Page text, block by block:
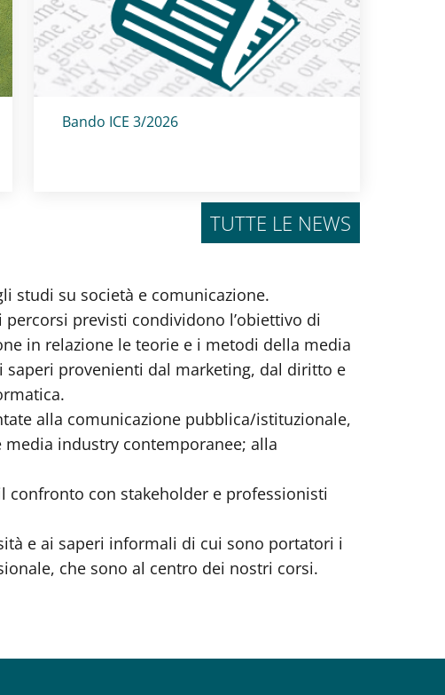
Titolo card:
Bando ICE 3/2026
TUTTE LE NEWS
studi su società e comunicazione.
previsti condividono l’obiettivo di
in relazione le teorie e i metodi della media
provenienti dal marketing, dal diritto e
alla comunicazione pubblica/istituzionale,
industry contemporanee; alla
confronto con stakeholder e professionisti
e ai saperi informali di cui sono portatori i
che sono al centro dei nostri corsi.